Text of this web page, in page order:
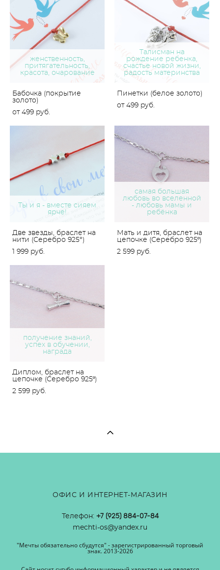
женственность,
притягательность,
красота, очарование
Бабочка (покрытие
золото)
от 499 pуб.
Талисман на
рождение ребенка,
счастье новой жизни,
радость материнства
Пинетки (белое золото)
от 499 pуб.
Ты и я - вместе сияем
ярче!
Две звезды, браслет на
нити (Серебро 925°)
1 999 pуб.
самая большая
любовь во вселенной
- любовь мамы и
ребёнка
Мать и дитя, браслет на
цепочке (Серебро 925º)
2 599 pуб.
получение знаний,
успех в обучении,
награда
Диплом, браслет на
цепочке (Серебро 925º)
2 599 pуб.
ОФИС И ИНТЕРНЕТ-МАГАЗИН
Телефон: +7 (925) 884-07-84
mechti-os@yandex.ru
"Мечты обязательно сбудутся" - зарегистрированный торговый
знак. 2013-2026